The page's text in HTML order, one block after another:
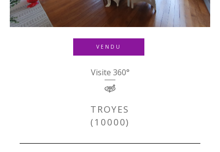
VENDU
Visite 360°
TROYES
(10000)